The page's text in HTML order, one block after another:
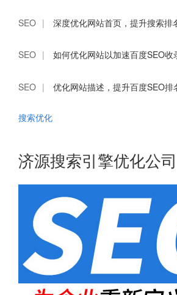
SEO | 深度优化网站首页，提升搜索排
SEO | 如何优化网站以加速百度SEO收
SEO |
搜索优化
济源搜索引擎优化公司